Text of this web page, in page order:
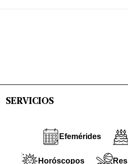
SERVICIOS
Efemérides
Horóscopos